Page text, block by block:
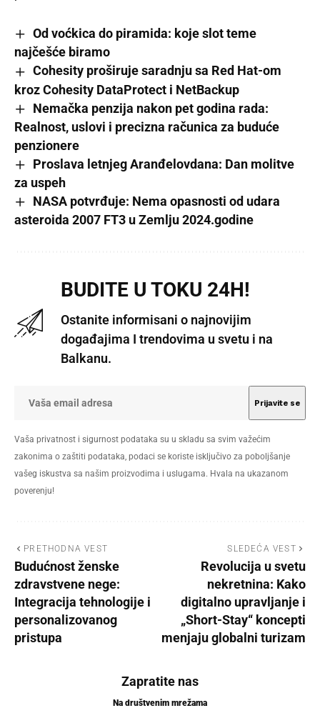
Od voćkica do piramida: koje slot teme
najčešće biramo
Cohesity proširuje saradnju sa Red Hat-om
kroz Cohesity DataProtect i NetBackup
Nemačka penzija nakon pet godina rada:
Realnost, uslovi i precizna računica za buduće
penzionere
Proslava letnjeg Aranđelovdana: Dan molitve
za uspeh
NASA potvrđuje: Nema opasnosti od udara
asteroida 2007 FT3 u Zemlju 2024.godine
BUDITE U TOKU 24H!
Ostanite informisani o najnovijim
događajima I trendovima u svetu i na
Balkanu.
Vaša privatnost i sigurnost podataka su u skladu sa svim važećim
zakonima o zaštiti podataka, podaci se koriste isključivo za poboljšanje
vašeg iskustva sa našim proizvodima i uslugama. Hvala na ukazanom
poverenju!
PRETHODNA VEST
Budućnost ženske
zdravstvene nege:
Integracija tehnologije i
personalizovanog
pristupa
SLEDEĆA VEST
Revolucija u svetu
nekretnina: Kako
digitalno upravljanje i
„Short-Stay“ koncepti
menjaju globalni turizam
Zapratite nas
Na društvenim mrežama